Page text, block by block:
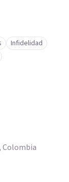
Infidelidad
Colombia